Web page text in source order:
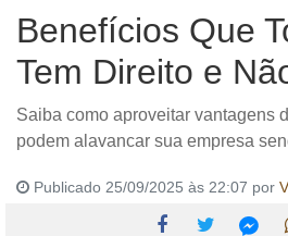
Benefícios Que
Tem Direito e
Saiba como aproveitar vantagens
podem alavancar sua empresa
Publicado 25/09/2025 às 22:07 por